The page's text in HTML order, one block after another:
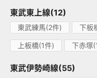
東武東上線(12)
東武練馬(2件) 下板
上板橋(1件) 下赤塚
東武伊勢崎線(55)